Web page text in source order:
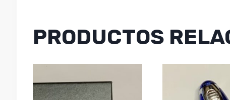
PRODUCTOS